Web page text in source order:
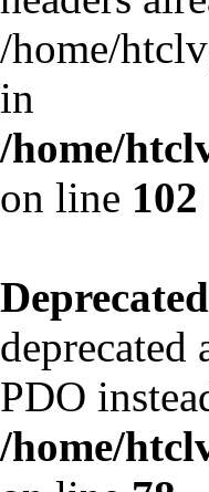
/home/
in
/home/
on line 102
Deprecated
PDO
/home/